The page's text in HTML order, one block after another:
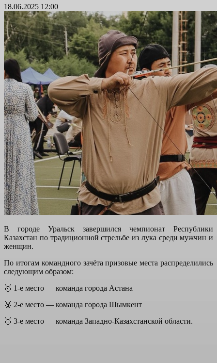
18.06.2025 12:00
В городе Уральск завершился чемпионат Республики
Казахстан по традиционной стрельбе из лука среди мужчин и
женщин.
По итогам командного зачёта призовые места распределились
следующим образом:
🥇 1-е место — команда города Астана
🥈 2-е место — команда города Шымкент
🥉 3-е место — команда Западно-Казахстанской области.